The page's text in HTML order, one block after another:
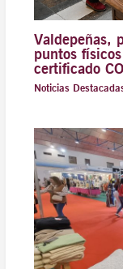
Valdepeñas,
puntos
certificado
Noticias